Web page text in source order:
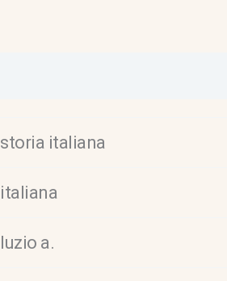
storia italiana
italiana
luzio a.